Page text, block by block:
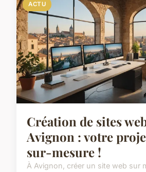
ACTU
Création de sites
Avignon : votre
sur-mesure !
À Avignon, créer un site web sur